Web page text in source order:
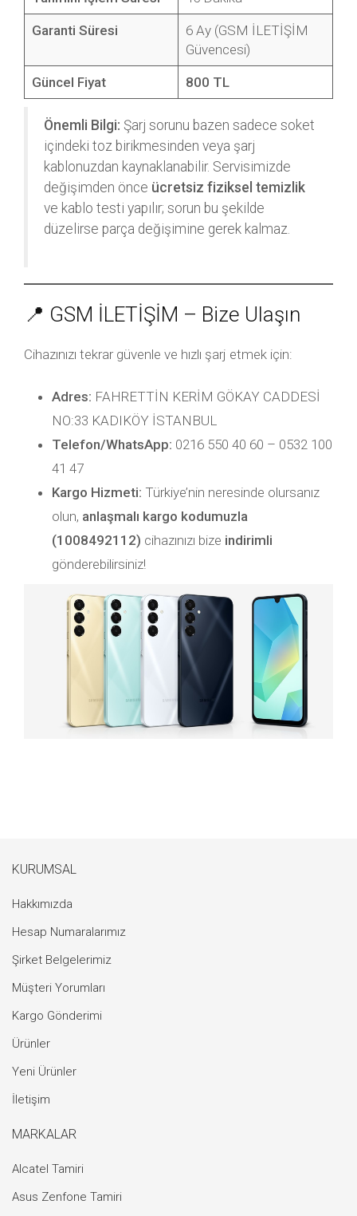
Garanti Süresi
6 Ay (GSM İLETİŞİM
Güvencesi)
Güncel Fiyat 800 TL
Önemli Bilgi: Şarj sorunu bazen sadece soket
içindeki toz birikmesinden veya şarj
kablonuzdan kaynaklanabilir. Servisimizde
değişimden önce ücretsiz fiziksel temizlik
ve kablo testi yapılır; sorun bu şekilde
düzelirse parça değişimine gerek kalmaz.
📍 GSM İLETİŞİM – Bize Ulaşın
Cihazınızı tekrar güvenle ve hızlı şarj etmek için:
Adres: FAHRETTİN KERİM GÖKAY CADDESİ
NO:33 KADIKÖY İSTANBUL
Telefon/WhatsApp: 0216 550 40 60 – 0532 100
41 47
Kargo Hizmeti: Türkiye’nin neresinde olursanız
olun, anlaşmalı kargo kodumuzla
(1008492112) cihazınızı bize indirimli
gönderebilirsiniz!
KURUMSAL
Hakkımızda
Hesap Numaralarımız
Şirket Belgelerimiz
Müşteri Yorumları
Kargo Gönderimi
Ürünler
Yeni Ürünler
İletişim
MARKALAR
Alcatel Tamiri
Asus Zenfone Tamiri